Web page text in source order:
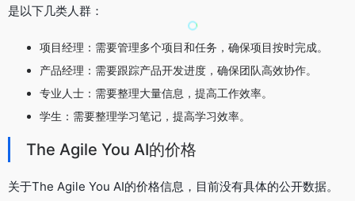
是以下几类人群：
项目经理：需要管理多个项目和任务，确保项目按时完成。
产品经理：需要跟踪产品开发进度，确保团队高效协作。
专业人士：需要整理大量信息，提高工作效率。
学生：需要整理学习笔记，提高学习效率。
The Agile You AI的价格
关于The Agile You AI的价格信息，目前没有具体的公开数据。